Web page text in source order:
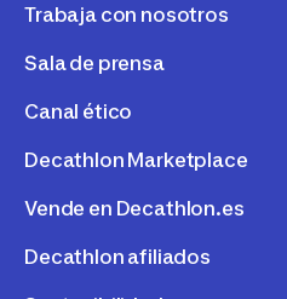
Trabaja con nosotros
Sala de prensa
Canal ético
Decathlon Marketplace
Vende en Decathlon.es
Decathlon afiliados